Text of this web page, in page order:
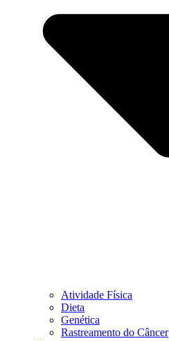
Atividade Física
Dieta
Genética
Rastreamento do Câncer